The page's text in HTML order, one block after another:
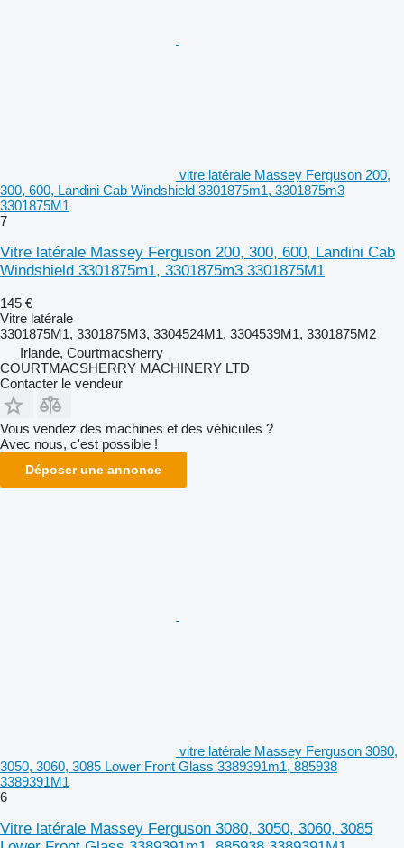
vitre latérale Massey Ferguson 200,
300, 600, Landini Cab Windshield 3301875m1, 3301875m3
3301875M1
7
Vitre latérale Massey Ferguson 200, 300, 600, Landini Cab
Windshield 3301875m1, 3301875m3 3301875M1
145 €
Vitre latérale
3301875M1, 3301875M3, 3304524M1, 3304539M1, 3301875M2
Irlande, Courtmacsherry
COURTMACSHERRY MACHINERY LTD
Contacter le vendeur
Vous vendez des machines et des véhicules ?
Avec nous, c'est possible !
Déposer une annonce
vitre latérale Massey Ferguson 3080,
3050, 3060, 3085 Lower Front Glass 3389391m1, 885938
3389391M1
6
Vitre latérale Massey Ferguson 3080, 3050, 3060, 3085